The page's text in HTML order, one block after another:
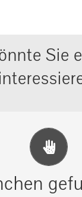
Sie
Hilfe
Anruf kann Leben